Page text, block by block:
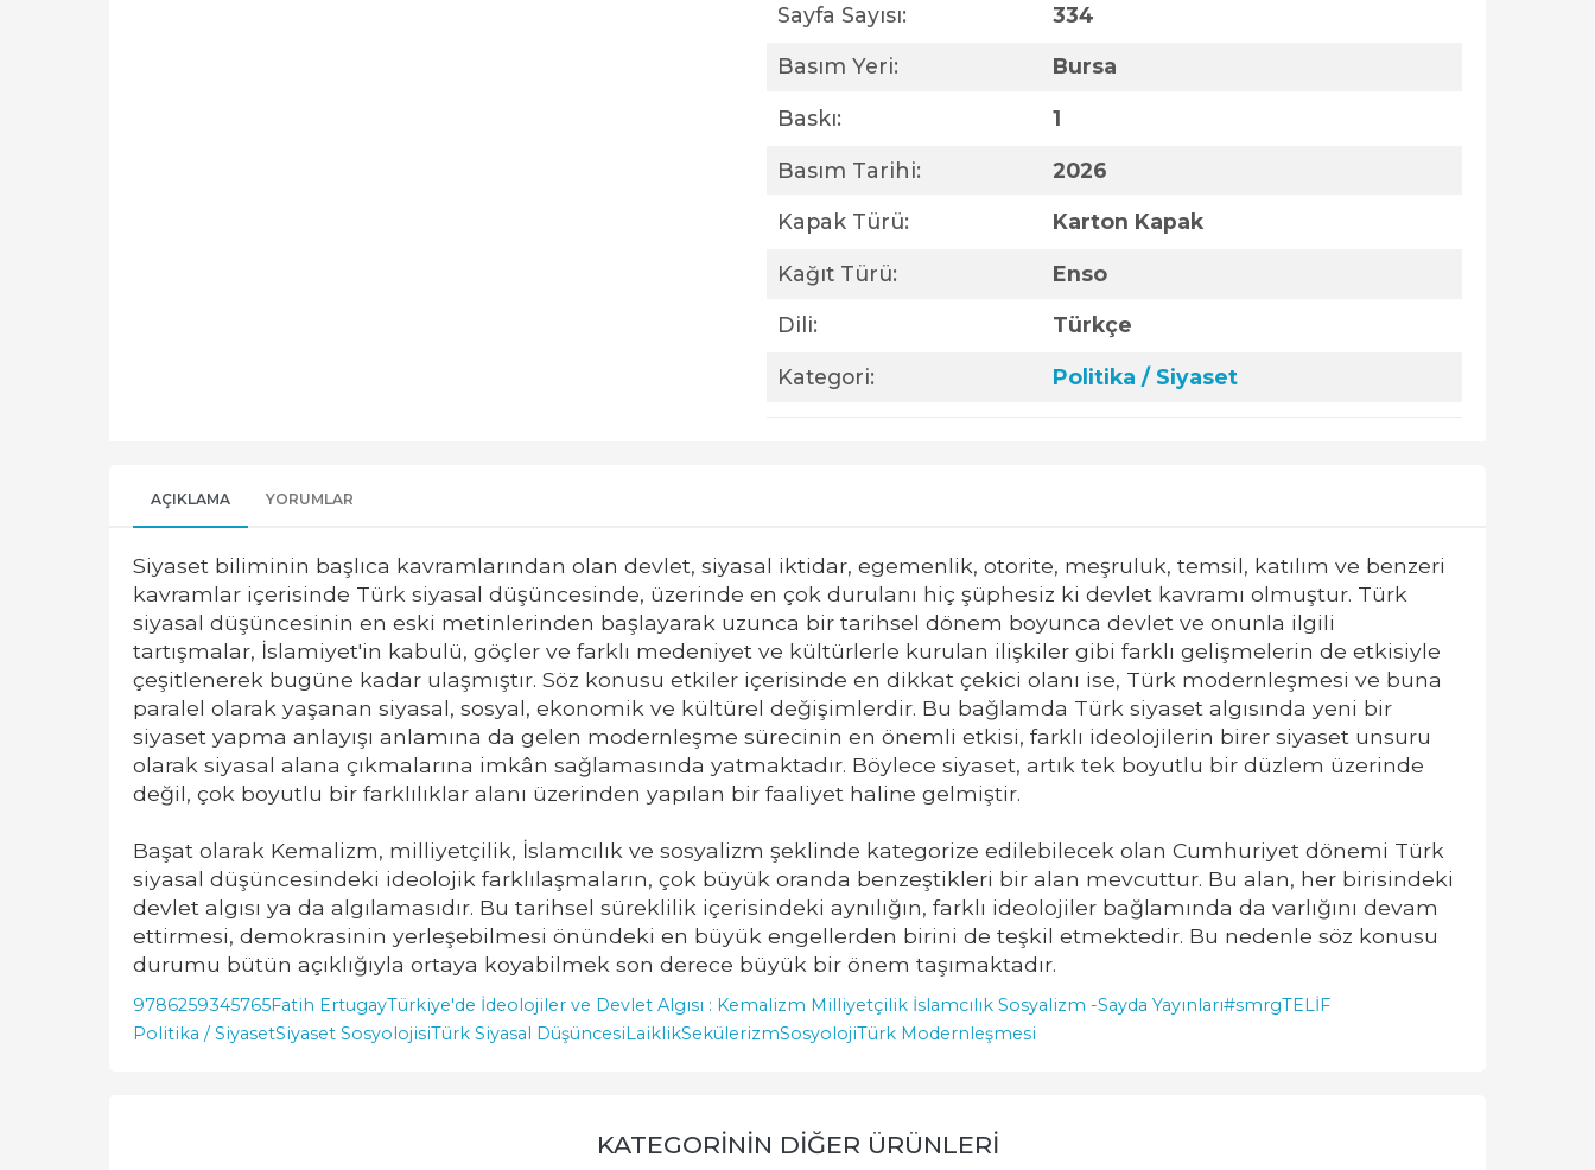
Sayfa Sayısı: 334
Basım Yeri: Bursa
Baskı: 1
Basım Tarihi: 2026
Kapak Türü: Karton Kapak
Kağıt Türü: Enso
Dili: Türkçe
Kategori: Politika / Siyaset
AÇIKLAMA YORUMLAR
Siyaset biliminin başlıca kavramlarından olan devlet, siyasal iktidar, egemenlik, otorite, meşruluk, temsil, katılım ve benzeri
kavramlar içerisinde Türk siyasal düşüncesinde, üzerinde en çok durulanı hiç şüphesiz ki devlet kavramı olmuştur. Türk
siyasal düşüncesinin en eski metinlerinden başlayarak uzunca bir tarihsel dönem boyunca devlet ve onunla ilgili
tartışmalar, İslamiyet'in kabulü, göçler ve farklı medeniyet ve kültürlerle kurulan ilişkiler gibi farklı gelişmelerin de etkisiyle
çeşitlenerek bugüne kadar ulaşmıştır. Söz konusu etkiler içerisinde en dikkat çekici olanı ise, Türk modernleşmesi ve buna
paralel olarak yaşanan siyasal, sosyal, ekonomik ve kültürel değişimlerdir. Bu bağlamda Türk siyaset algısında yeni bir
siyaset yapma anlayışı anlamına da gelen modernleşme sürecinin en önemli etkisi, farklı ideolojilerin birer siyaset unsuru
olarak siyasal alana çıkmalarına imkân sağlamasında yatmaktadır. Böylece siyaset, artık tek boyutlu bir düzlem üzerinde
değil, çok boyutlu bir farklılıklar alanı üzerinden yapılan bir faaliyet haline gelmiştir.
Başat olarak Kemalizm, milliyetçilik, İslamcılık ve sosyalizm şeklinde kategorize edilebilecek olan Cumhuriyet dönemi Türk
siyasal düşüncesindeki ideolojik farklılaşmaların, çok büyük oranda benzeştikleri bir alan mevcuttur. Bu alan, her birisindeki
devlet algısı ya da algılamasıdır. Bu tarihsel süreklilik içerisindeki aynılığın, farklı ideolojiler bağlamında da varlığını devam
ettirmesi, demokrasinin yerleşebilmesi önündeki en büyük engellerden birini de teşkil etmektedir. Bu nedenle söz konusu
durumu bütün açıklığıyla ortaya koyabilmek son derece büyük bir önem taşımaktadır.
9786259345765Fatih ErtugayTürkiye'de İdeolojiler ve Devlet Algısı : Kemalizm Milliyetçilik İslamcılık Sosyalizm -Sayda Yayınları#smrgTELİF
Politika / SiyasetSiyaset SosyolojisiTürk Siyasal DüşüncesiLaiklikSekülerizmSosyolojiTürk Modernleşmesi
KATEGORININ DIĞER ÜRÜNLERI